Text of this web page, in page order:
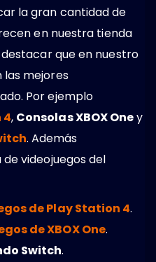
la gran cantidad de
en nuestra tienda
que en nuestro
mejores
Por ejemplo
4, Consolas XBOX Oney
. Además
videojuegos del
de Play Station 4.
de XBOX One.
Switch.